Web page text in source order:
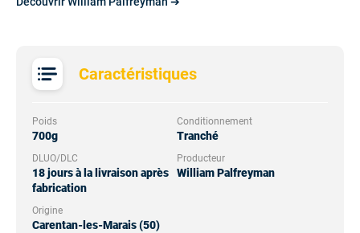
Caractéristiques
Poids
700g
Conditionnement
Tranché
DLUO/DLC
18 jours à la livraison après
fabrication
Producteur
William Palfreyman
Origine
Carentan-les-Marais (50)